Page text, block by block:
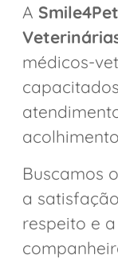
A
médicos-
Buscamos
a
respeito e